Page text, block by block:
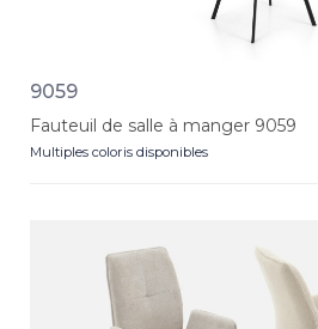
9059
Fauteuil de salle à manger 9059
Multiples coloris disponibles